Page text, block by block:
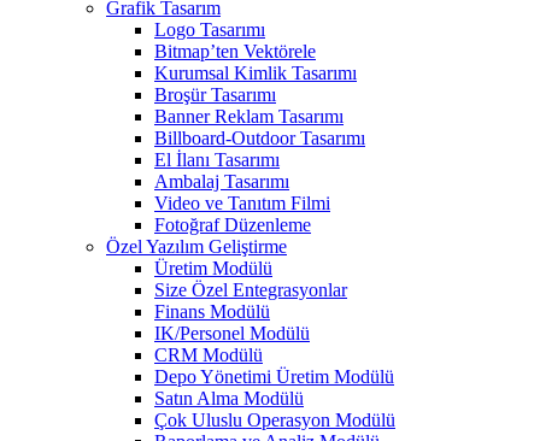
Grafik Tasarım
Logo Tasarımı
Bitmap’ten Vektörele
Kurumsal Kimlik Tasarımı
Broşür Tasarımı
Banner Reklam Tasarımı
Billboard-Outdoor Tasarımı
El İlanı Tasarımı
Ambalaj Tasarımı
Video ve Tanıtım Filmi
Fotoğraf Düzenleme
Özel Yazılım Geliştirme
Üretim Modülü
Size Özel Entegrasyonlar
Finans Modülü
IK/Personel Modülü
CRM Modülü
Depo Yönetimi Üretim Modülü
Satın Alma Modülü
Çok Uluslu Operasyon Modülü